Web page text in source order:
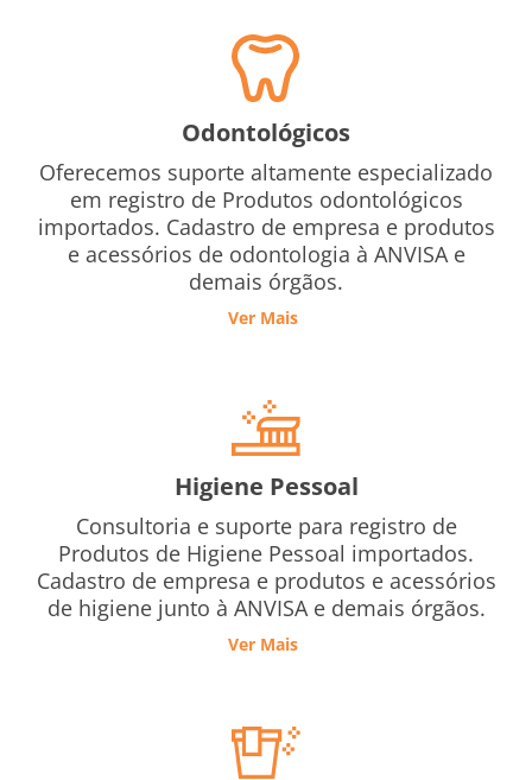
Odontológicos
Oferecemos suporte altamente especializado
em registro de Produtos odontológicos
importados. Cadastro de empresa e produtos
e acessórios de odontologia à ANVISA e
demais órgãos.
Ver Mais
Higiene Pessoal
Consultoria e suporte para registro de
Produtos de Higiene Pessoal importados.
Cadastro de empresa e produtos e acessórios
de higiene junto à ANVISA e demais órgãos.
Ver Mais